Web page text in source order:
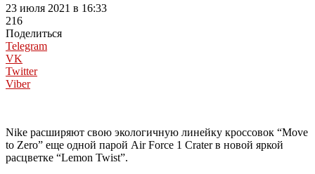
23 июля 2021 в 16:33
216
Поделиться
Telegram
VK
Twitter
Viber
Nike расширяют свою экологичную линейку кроссовок “Move
to Zero” еще одной парой Air Force 1 Crater в новой яркой
расцветке “Lemon Twist”.